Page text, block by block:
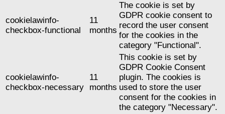
cookielawinfo-
checkbox-functional
11
months
The cookie is set by
GDPR cookie consent to
record the user consent
for the cookies in the
category "Functional".
cookielawinfo-
checkbox-necessary
11
months
This cookie is set by
GDPR Cookie Consent
plugin. The cookies is
used to store the user
consent for the cookies in
the category "Necessary".